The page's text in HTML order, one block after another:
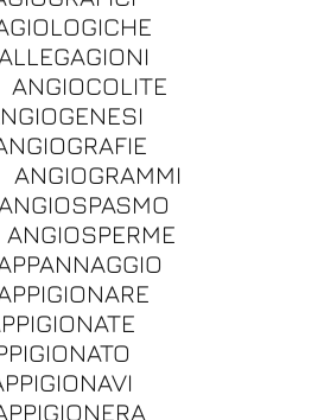
ANGIOCOLITE
ANGIOGRAMMI
ANGIOSPERME